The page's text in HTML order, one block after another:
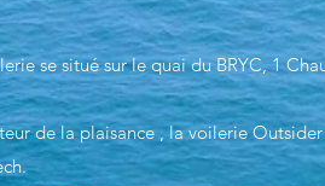
se situé sur le quai du BRYC, 1
de la plaisance , la voilerie